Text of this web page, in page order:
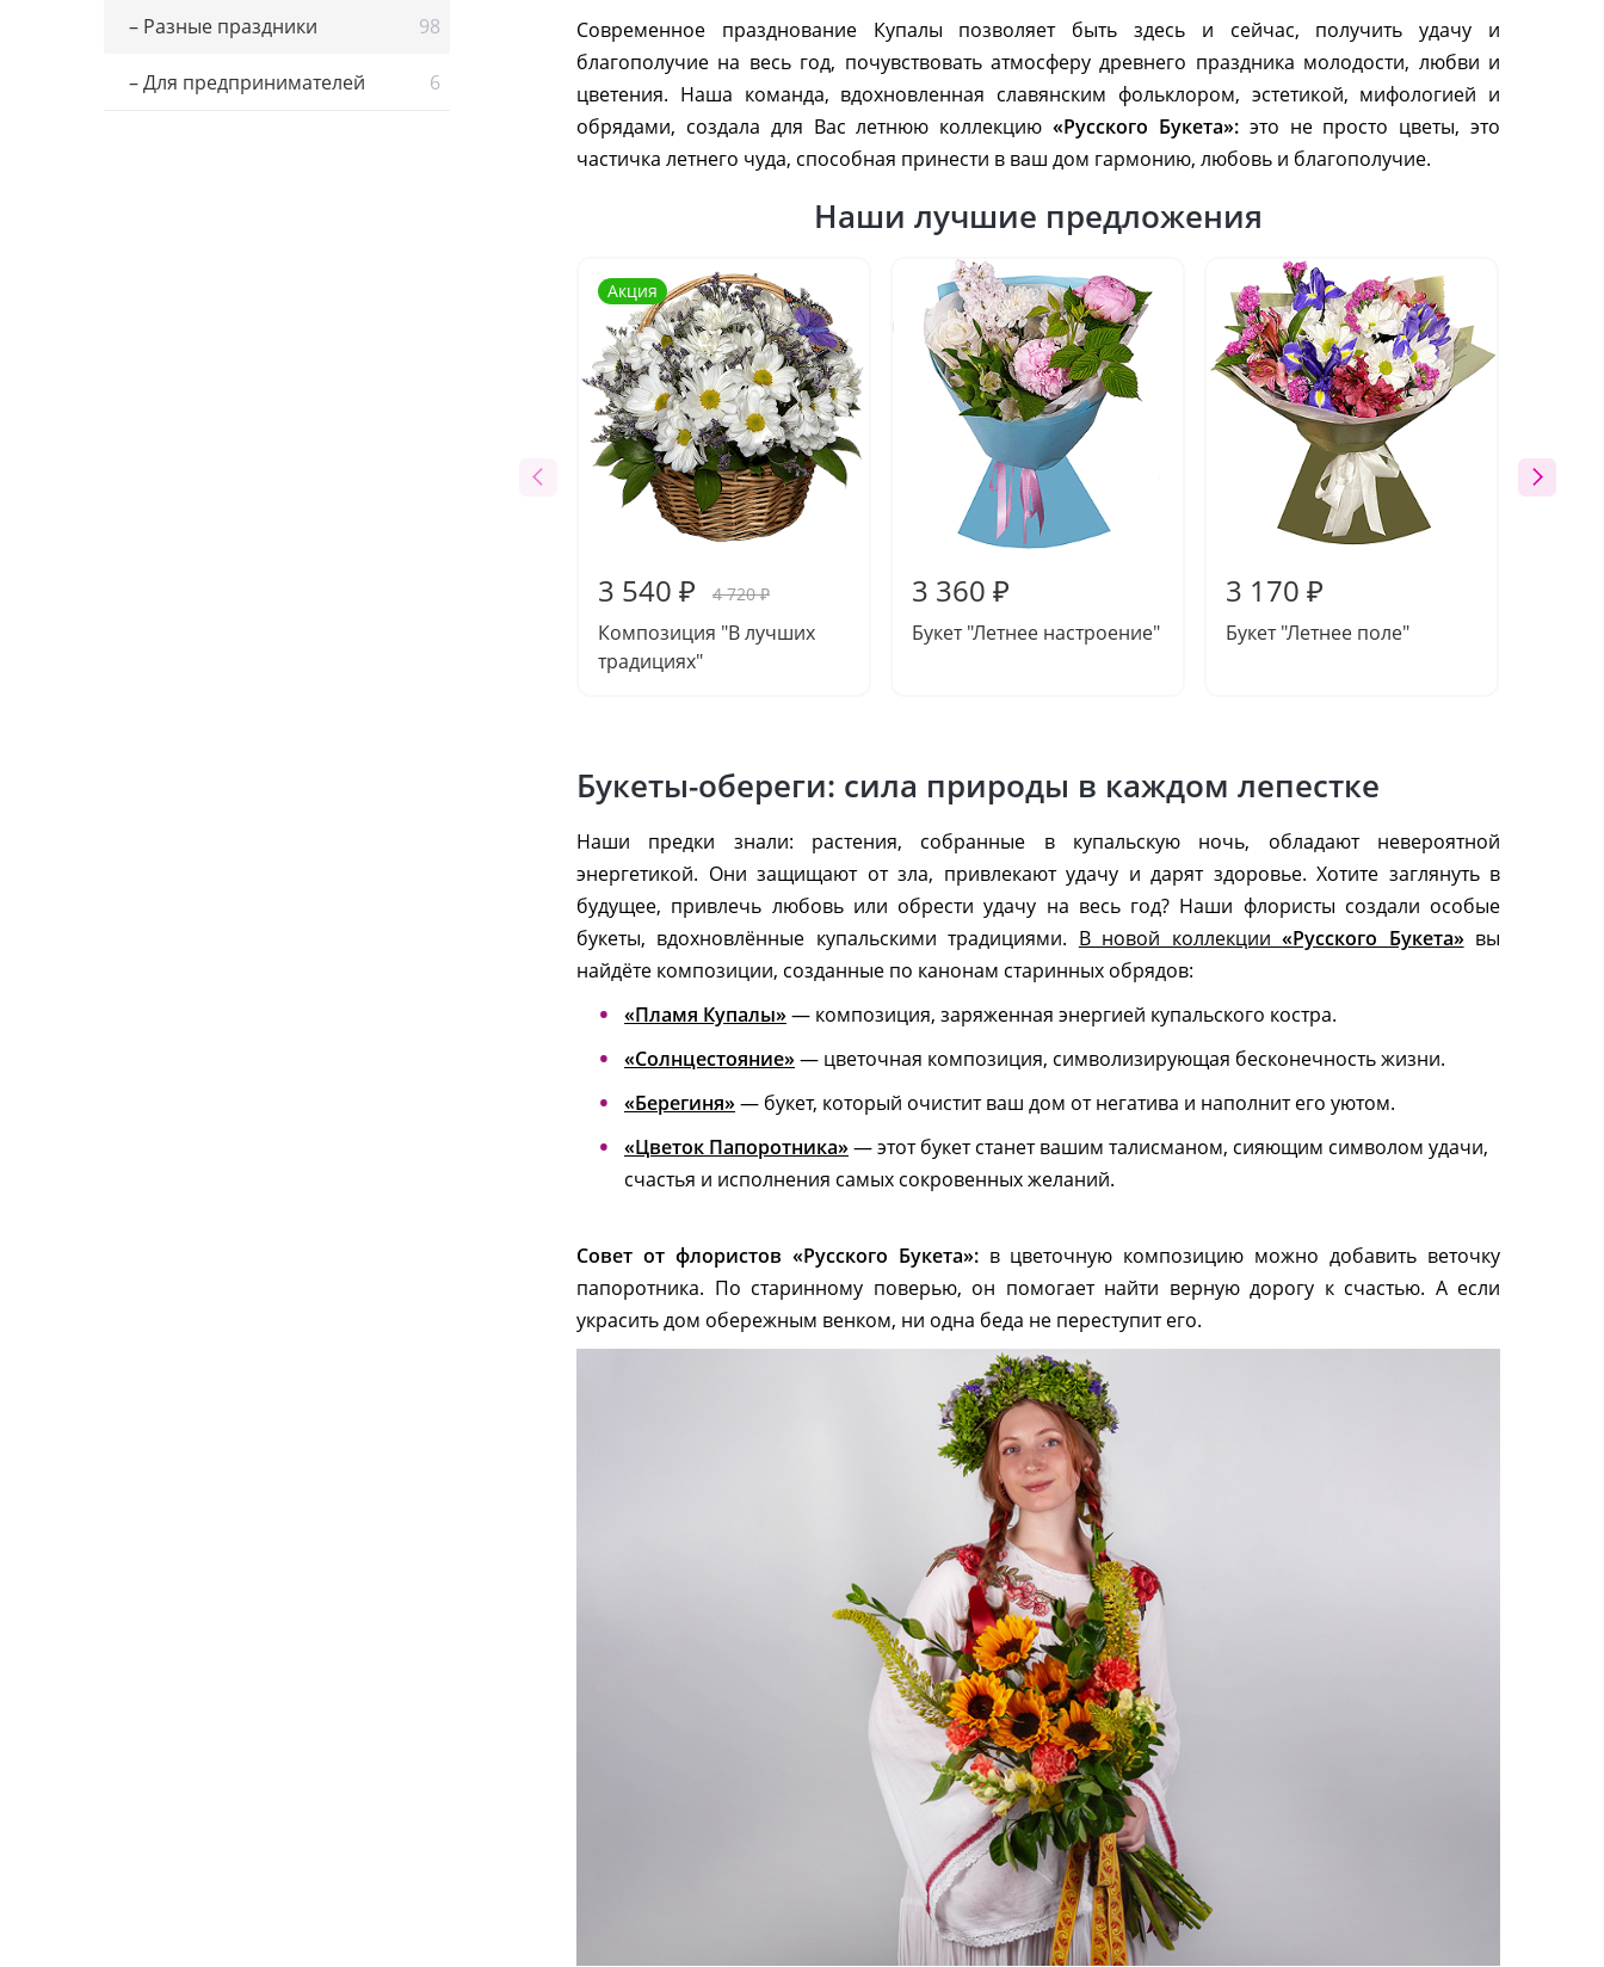
– Разные праздники 98
– Для предпринимателей 6
Современное празднование Купалы позволяет быть здесь и сейчас, получить удачу и
благополучие на весь год, почувствовать атмосферу древнего праздника молодости, любви и
цветения. Наша команда, вдохновленная славянским фольклором, эстетикой, мифологией и
обрядами, создала для Вас летнюю коллекцию «Русского Букета»: это не просто цветы, это
частичка летнего чуда, способная принести в ваш дом гармонию, любовь и благополучие.
Наши лучшие предложения
Акция
3 540 ₽ 4 720 ₽
Композиция "В лучших
традициях"
3 360 ₽
Букет "Летнее настроение"
3 170 ₽
Букет "Летнее поле"
Букеты-обереги: сила природы в каждом лепестке
Наши предки знали: растения, собранные в купальскую ночь, обладают невероятной
энергетикой. Они защищают от зла, привлекают удачу и дарят здоровье. Хотите заглянуть в
будущее, привлечь любовь или обрести удачу на весь год? Наши флористы создали особые
букеты, вдохновлённые купальскими традициями. В новой коллекции«Русского Букета» вы
найдёте композиции, созданные по канонам старинных обрядов:
«Пламя Купалы»— композиция, заряженная энергией купальского костра.
«Солнцестояние»— цветочная композиция, символизирующая бесконечность жизни.
«Берегиня»— букет, который очистит ваш дом от негатива и наполнит его уютом.
«Цветок Папоротника»— этот букет станет вашим талисманом, сияющим символом удачи,
счастья и исполнения самых сокровенных желаний.
Совет от флористов «Русского Букета»: в цветочную композицию можно добавить веточку
папоротника. По старинному поверью, он помогает найти верную дорогу к счастью. А если
украсить дом обережным венком, ни одна беда не переступит его.